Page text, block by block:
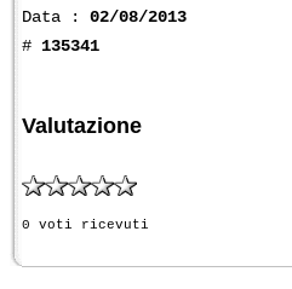
Data : 02/08/2013
# 135341
Valutazione
0 voti ricevuti